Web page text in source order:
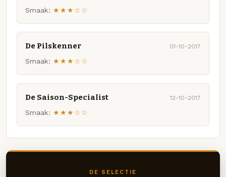
Smaak: ★★★☆☆
De Pilskenner 01-10-2017
Smaak: ★★★☆☆
De Saison-Specialist 12-10-2017
Smaak: ★★★☆☆
DE SELECTIE